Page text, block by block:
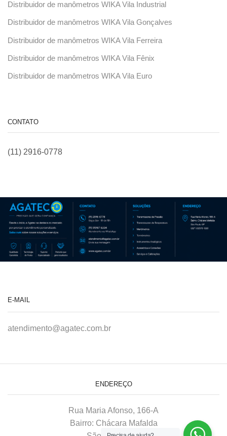
Distribuidor de manômetros WIKA Vila Industrial
Distribuidor de manômetros WIKA Vila Gonçalves
Distribuidor de manômetros WIKA Vila Ferreira
Distribuidor de manômetros WIKA Vila Fênix
Distribuidor de manômetros WIKA Vila Euro
CONTATO
(11) 2916-0778
E-MAIL
atendimento@agatec.com.br
ENDEREÇO
Rua Maria Afonso, 166-A
Bairro: Chácara Mafalda